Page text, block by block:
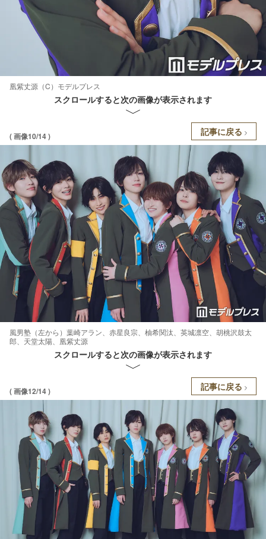
凰紫丈源（C）モデルプレス
スクロールすると次の画像が表示されます
( 画像10/14 ) 記事に戻る
風男塾（左から）葉崎アラン、赤星良宗、柚希関汰、英城凛空、胡桃沢鼓太
郎、天堂太陽、凰紫丈源
スクロールすると次の画像が表示されます
( 画像12/14 ) 記事に戻る